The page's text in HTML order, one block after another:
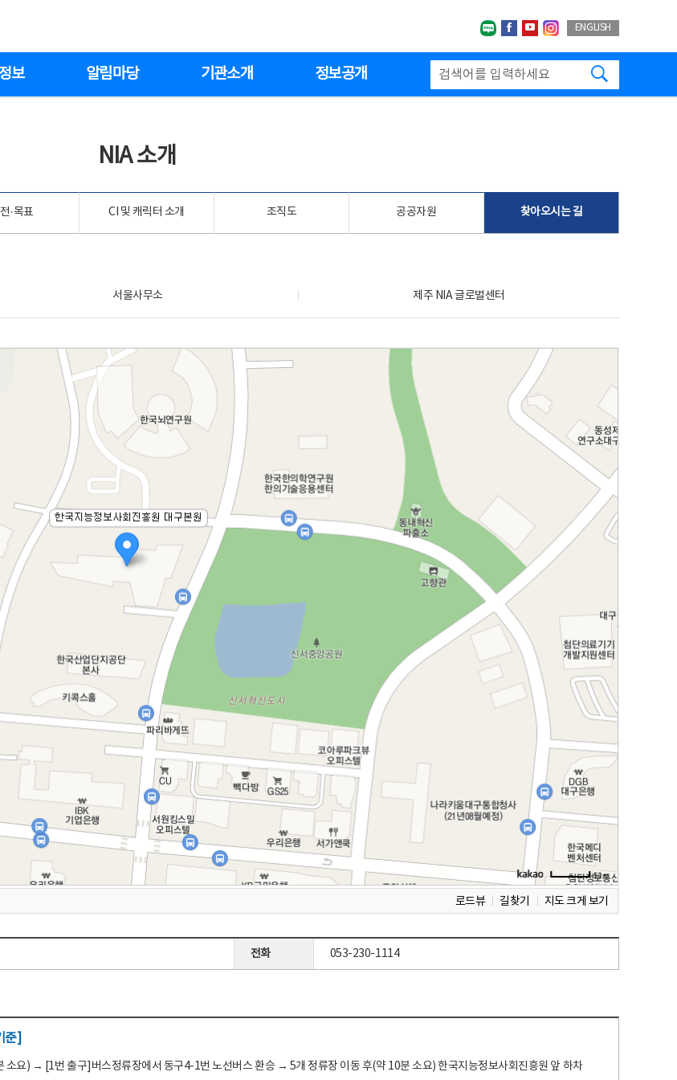
네이버블로그
페이스북
유투브인스타그랩
ENGLISH
보 알림마당 기관소개 정보공개
NIA 소개
·목표 CI 및 캐릭터 소개 조직도 공공자원 찾아오시는 길
서울사무소 제주 NIA 글로벌센터
로드뷰 길찾기 지도 크게 보기
전화 053-230-1114
준]
요) → [1번 출구]버스정류장에서 동구4-1번 노선버스 환승 → 5개 정류장 이동 후(약 10분 소요) 한국지능정보사회진흥원 앞 하차